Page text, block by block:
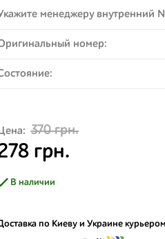
менеджеру внутренний
номер:
370 грн.
грн.
В наличии
по Киеву и Украине